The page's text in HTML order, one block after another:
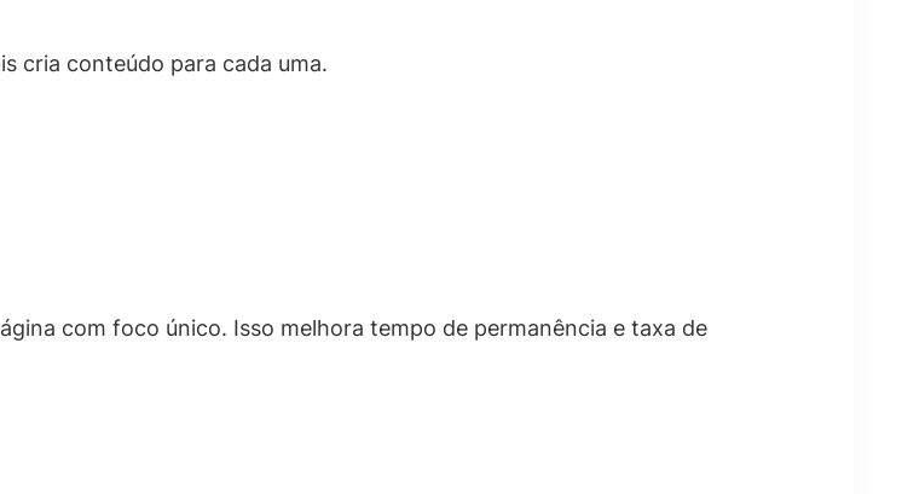
cria conteúdo para cada uma.
com foco único. Isso melhora tempo de permanência e taxa de